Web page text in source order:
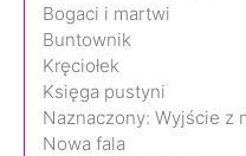
Bogaci i martwi
Buntownik
Kręciołek
Księga pustyni
Naznaczony: Wyjście z
Nowa fala